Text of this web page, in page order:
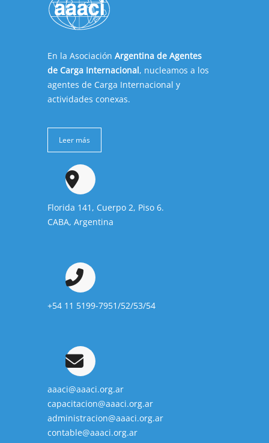
En la Asociación Argentina de Agentes
de Carga Internacional, nucleamos a los
agentes de Carga Internacional y
actividades conexas.
Leer más
Florida 141, Cuerpo 2, Piso 6.
CABA, Argentina
+54 11 5199-7951/52/53/54
aaaci@aaaci.org.ar
capacitacion@aaaci.org.ar
administracion@aaaci.org.ar
contable@aaaci.org.ar